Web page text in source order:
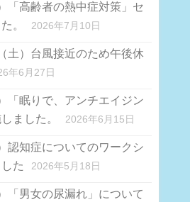
「高齢者の熱中症対策」セ
。
2026年7月10日
土）台風接近のため午後休
年6月27日
「眠りで、アンチエイジン
ました。
2026年6月15日
認知症についてのワークシ
た
2026年5月18日
「男女の尿漏れ」について